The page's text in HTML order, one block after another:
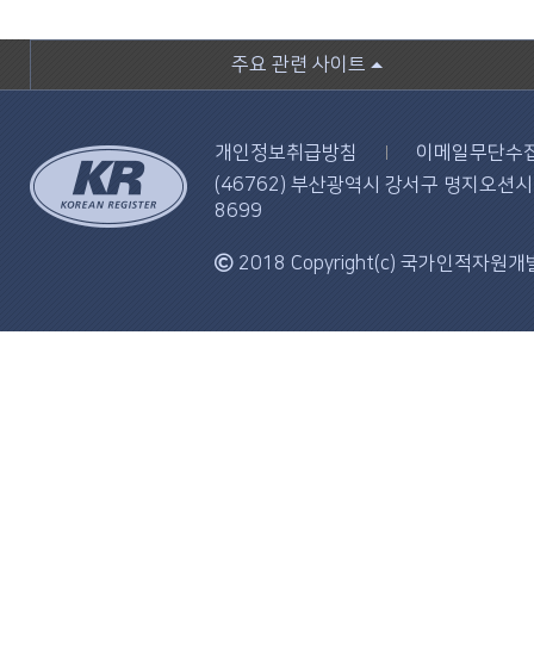
주요 관련 사이트
개인정보취급방침
이메일무단수
(46762) 부산광역시 강서구 명지오
8699
2018 Copyright(c) 국가인적자원개